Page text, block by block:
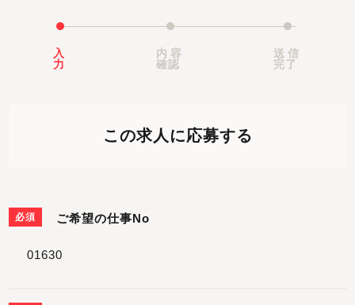
入
力
内容
確認
送信
完了
この求人に応募する
必須 ご希望の仕事No